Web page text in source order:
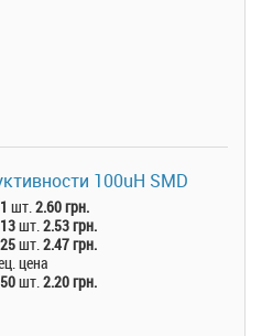
100uH SMD
1 шт.2.60 грн.
13шт.2.53 грн.
25шт.2.47 грн.
цена
50шт.2.20 грн.